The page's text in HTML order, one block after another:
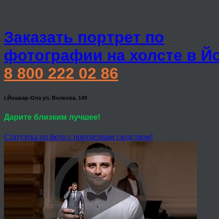
Заказать портрет по
фотографии на холсте в
8 800 222 02 86
г.Йошкар-Ола ул. Волкова, 149
Дарите близким лучшее!
Статуэтка по фото с портретным сходством!